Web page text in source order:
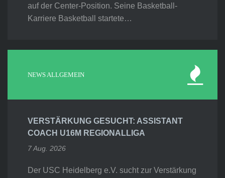
auf der Center-Position. Seine Basketball-
Karriere Basketball startete…
NEWS ALLGEMEIN
VERSTÄRKUNG GESUCHT: ASSISTANT
COACH U16M REGIONALLIGA
7 Aug. 2026
Der USC Heidelberg e.V. sucht zur Verstärkung